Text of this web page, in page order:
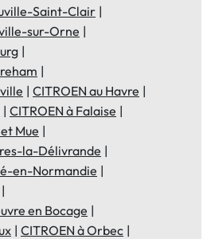
Saint-Clair
sur-Orne
CITROEN au Havre
CITROEN à Falaise
Mue
la-Délivrande
en-Normandie
en Bocage
CITROEN à Orbec